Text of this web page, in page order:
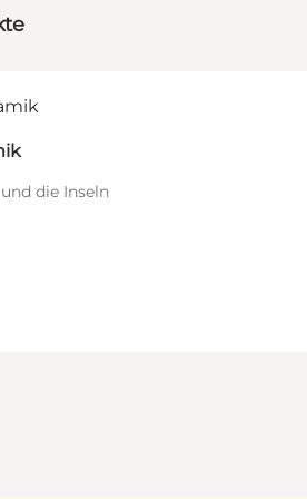
die Inseln